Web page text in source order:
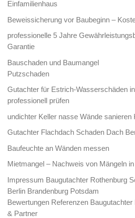
Einfamilienhaus
Beweissicherung vor Baubeginn –
professionelle 5 Jahre
Garantie
Bauschaden und Baumangel
Putzschaden
Gutachter für Estrich-Wasserschäden
professionell prüfen
undichter Keller nasse Wände sanieren
Gutachter Flachdach Schaden Dach
Baufeuchte an Wänden messen
Mietmangel – Nachweis von Mängeln
Impressum Baugutachter Rothenburg
Berlin Brandenburg Potsdam
Bewertungen Referenzen
& Partner